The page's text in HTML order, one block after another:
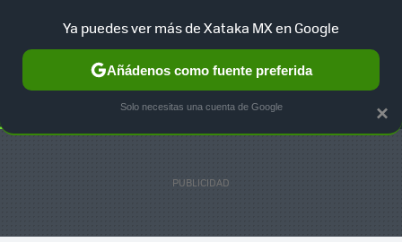
SELECCIÓN GAMING HOME AUTO TERRITORIO
×
Ya puedes ver más de Xataka MX en Google
Añádenos como fuente preferida
Solo necesitas una cuenta de Google